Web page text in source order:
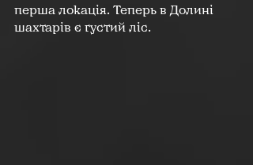
перша локація. Теперь в Долині
шахтарів є густий ліс.